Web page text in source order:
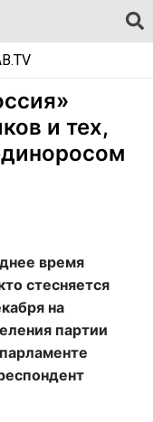
и тех,
время
стесняется
на
партии